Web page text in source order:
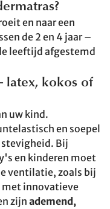
en naar een
de 2 en 4 jaar –
leeftijd afgestemd
latex, kokos of
uw kind.
en soepel
Bij
en kinderen moet
ventilatie, zoals bij
met innovatieve
zijn ademend,